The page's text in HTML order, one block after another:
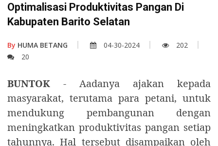
Optimalisasi Produktivitas Pangan Di
Kabupaten Barito Selatan
By HUMA BETANG 04-30-2024
202
20
BUNTOK - Aadanya ajakan kepada
masyarakat, terutama para petani, untuk
mendukung pembangunan dengan
meningkatkan produktivitas pangan setiap
tahunnya. Hal tersebut disampaikan oleh